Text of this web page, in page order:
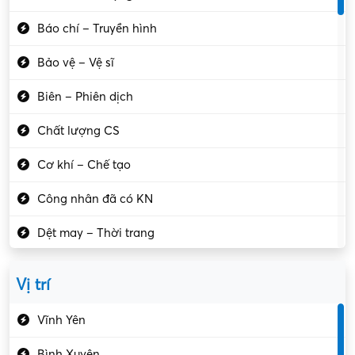
Báo chí – Truyền hình
Bảo vệ – Vệ sĩ
Biên – Phiên dịch
Chất lượng CS
Cơ khí – Chế tạo
Công nhân đã có KN
Dệt may – Thời trang
Vị trí
Vĩnh Yên